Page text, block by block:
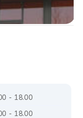
- 18.00
- 18.00